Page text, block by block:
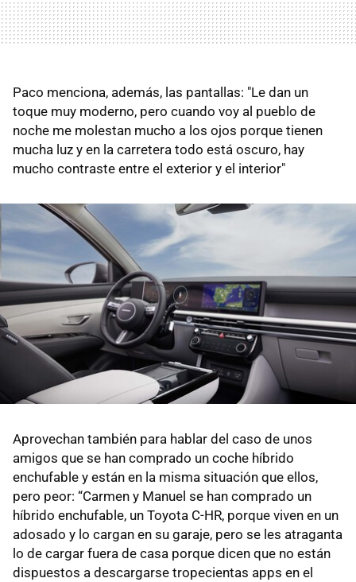
Paco menciona, además, las pantallas: "Le dan un
toque muy moderno, pero cuando voy al pueblo de
noche me molestan mucho a los ojos porque tienen
mucha luz y en la carretera todo está oscuro, hay
mucho contraste entre el exterior y el interior"
Aprovechan también para hablar del caso de unos
amigos que se han comprado un coche híbrido
enchufable y están en la misma situación que ellos,
pero peor: “Carmen y Manuel se han comprado un
híbrido enchufable, un Toyota C-HR, porque viven en un
adosado y lo cargan en su garaje, pero se les atraganta
lo de cargar fuera de casa porque dicen que no están
dispuestos a descargarse tropecientas apps en el